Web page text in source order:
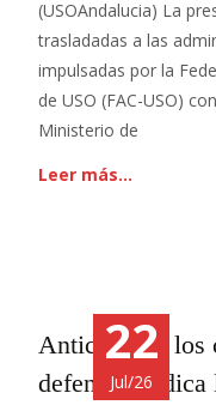
(USOAndalucia) La
trasladadas a las
impulsadas por la
de USO (FAC-USO)
Ministerio de
Leer más…
22
Jul/26
Anticípate a los
defensa